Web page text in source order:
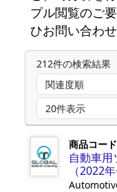
プル閲覧のご
ひお問い合わせ
212件の検索結果
商品コード
自動車用
（2022